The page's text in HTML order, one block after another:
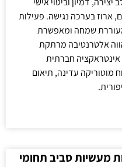
ארוז בערכה נגישה. פעילות
שמחה ומאפשרת
אלטרנטיבה מרתקת
חברתית
מוטוריקה עדינה, תיאום
מעשיות סביב תחומי